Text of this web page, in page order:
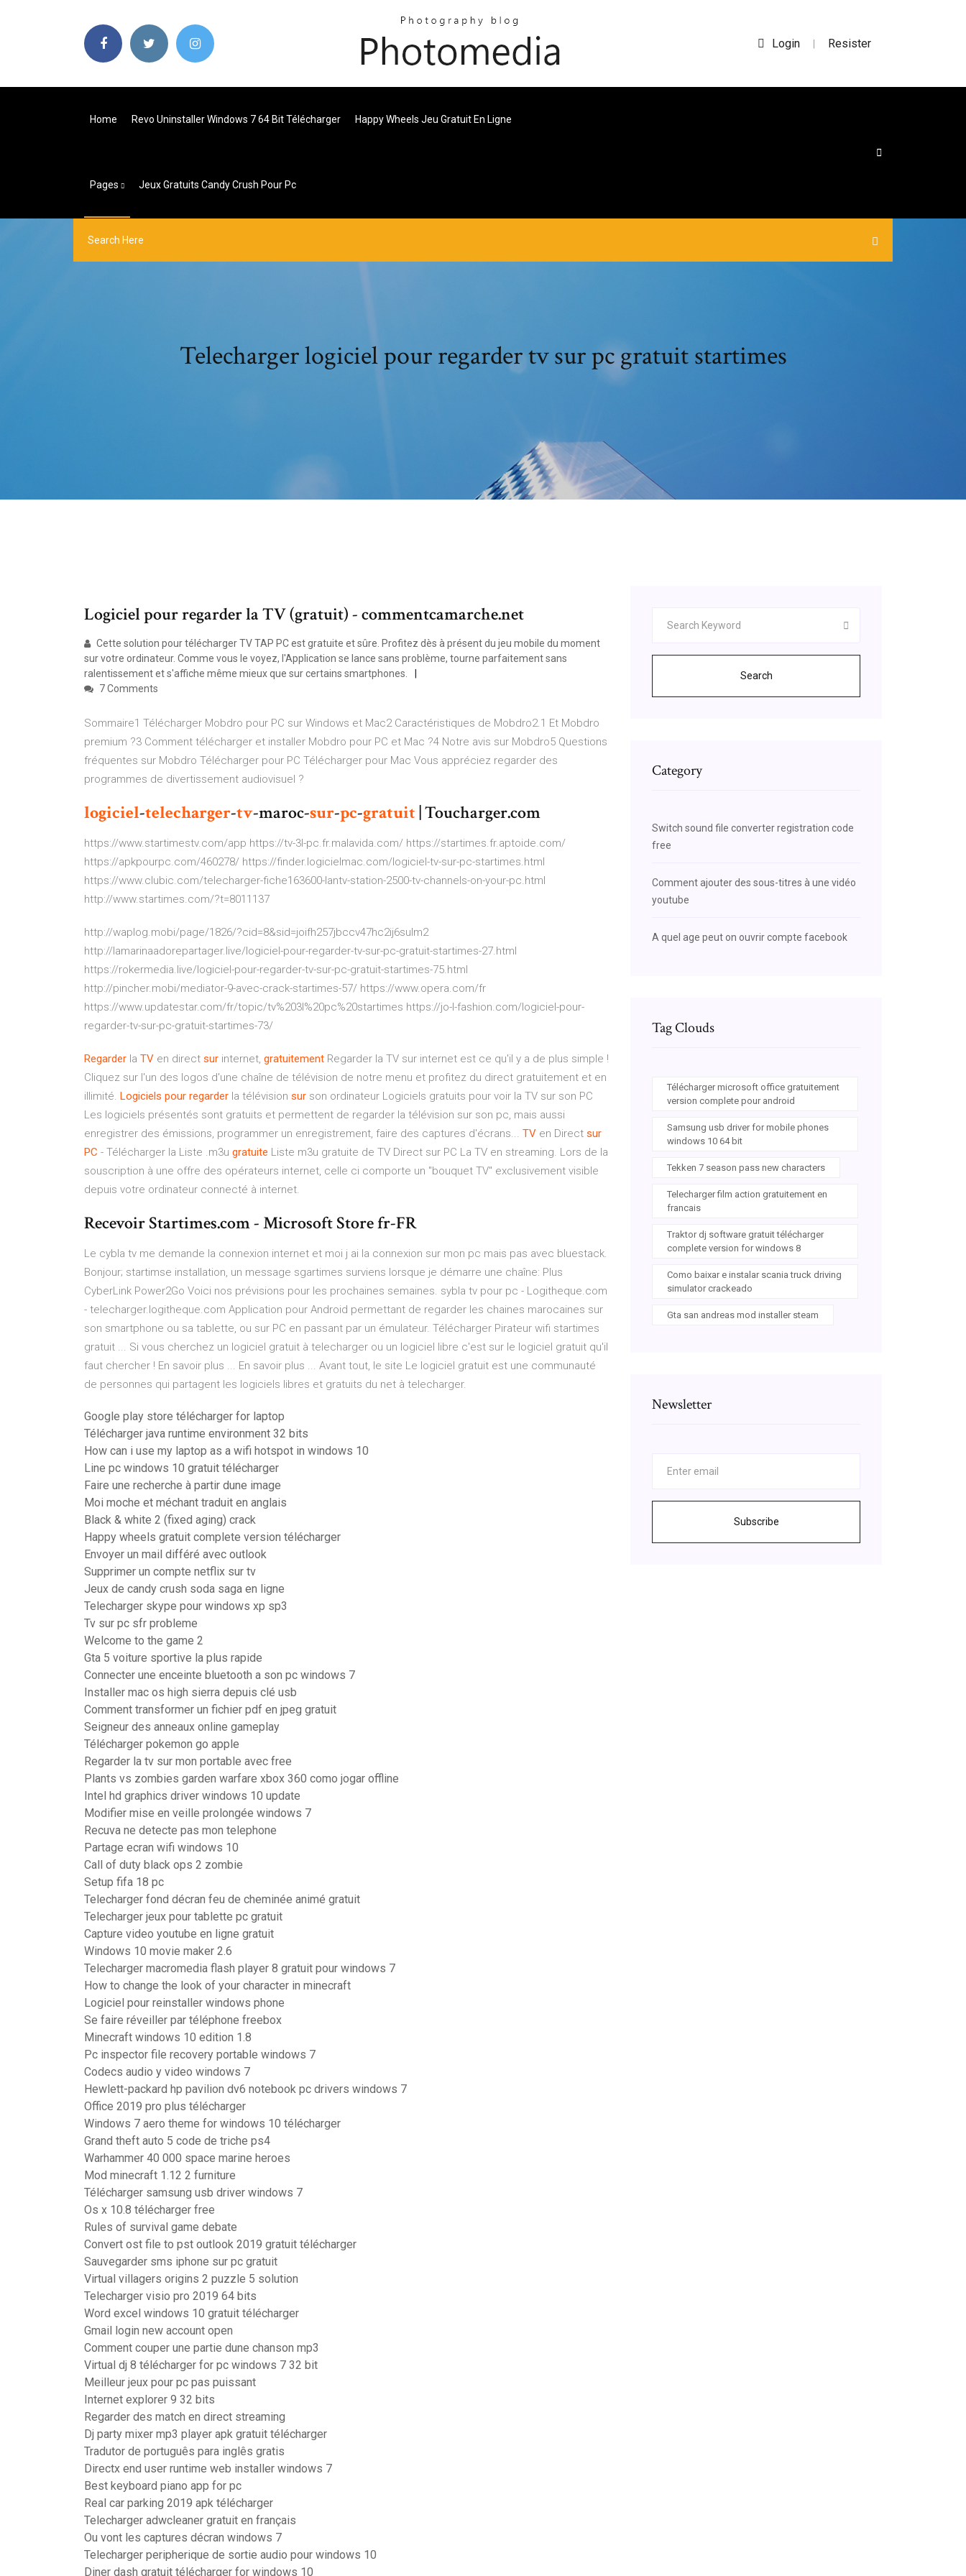
Login | Resister
Home Revo Uninstaller Windows 7 64 Bit Télécharger Happy Wheels Jeu Gratuit En Ligne
Pages Jeux Gratuits Candy Crush Pour Pc
Telecharger logiciel pour regarder tv sur pc gratuit startimes
Logiciel pour regarder la TV (gratuit) - commentcamarche.net
Cette solution pour télécharger TV TAP PC est gratuite et sûre. Profitez dès à présent du jeu mobile du moment
sur votre ordinateur. Comme vous le voyez, l'Application se lance sans problème, tourne parfaitement sans
ralentissement et s'affiche même mieux que sur certains smartphones.
7 Comments
Sommaire1 Télécharger Mobdro pour PC sur Windows et Mac2 Caractéristiques de Mobdro2.1 Et Mobdro
premium ?3 Comment télécharger et installer Mobdro pour PC et Mac ?4 Notre avis sur Mobdro5 Questions
fréquentes sur Mobdro Télécharger pour PC Télécharger pour Mac Vous appréciez regarder des
programmes de divertissement audiovisuel ?
logiciel-telecharger-tv-maroc-sur-pc-gratuit| Toucharger.com
https://www.startimestv.com/app https://tv-3l-pc.fr.malavida.com/ https://startimes.fr.aptoide.com/
https://apkpourpc.com/460278/ https://finder.logicielmac.com/logiciel-tv-sur-pc-startimes.html
https://www.clubic.com/telecharger-fiche163600-lantv-station-2500-tv-channels-on-your-pc.html
http://www.startimes.com/?t=8011137
http://waplog.mobi/page/1826/?cid=8&sid=joifh257jbccv47hc2ij6sulm2
http://lamarinaadorepartager.live/logiciel-pour-regarder-tv-sur-pc-gratuit-startimes-27.html
https://rokermedia.live/logiciel-pour-regarder-tv-sur-pc-gratuit-startimes-75.html
http://pincher.mobi/mediator-9-avec-crack-startimes-57/ https://www.opera.com/fr
https://www.updatestar.com/fr/topic/tv%203l%20pc%20startimes https://jo-l-fashion.com/logiciel-pour-
regarder-tv-sur-pc-gratuit-startimes-73/
Regarder la TV en direct sur internet, gratuitement Regarder la TV sur internet est ce qu'il y a de plus simple !
Cliquez sur l'un des logos d'une chaîne de télévision de notre menu et profitez du direct gratuitement et en
illimité. Logiciels pour regarder la télévision sur son ordinateur Logiciels gratuits pour voir la TV sur son PC
Les logiciels présentés sont gratuits et permettent de regarder la télévision sur son pc, mais aussi
enregistrer des émissions, programmer un enregistrement, faire des captures d'écrans... TV en Direct sur
PC - Télécharger la Liste .m3u gratuite Liste m3u gratuite de TV Direct sur PC La TV en streaming. Lors de la
souscription à une offre des opérateurs internet, celle ci comporte un "bouquet TV" exclusivement visible
depuis votre ordinateur connecté à internet.
Recevoir Startimes.com - Microsoft Store fr-FR
Le cybla tv me demande la connexion internet et moi j ai la connexion sur mon pc mais pas avec bluestack.
Bonjour; startimse installation, un message sgartimes surviens lorsque je démarre une chaîne: Plus
CyberLink Power2Go Voici nos prévisions pour les prochaines semaines. sybla tv pour pc - Logitheque.com
- telecharger.logitheque.com Application pour Android permettant de regarder les chaines marocaines sur
son smartphone ou sa tablette, ou sur PC en passant par un émulateur. Télécharger Pirateur wifi startimes
gratuit ... Si vous cherchez un logiciel gratuit à telecharger ou un logiciel libre c'est sur le logiciel gratuit qu'il
faut chercher ! En savoir plus ... En savoir plus ... Avant tout, le site Le logiciel gratuit est une communauté
de personnes qui partagent les logiciels libres et gratuits du net à telecharger.
Google play store télécharger for laptop
Télécharger java runtime environment 32 bits
How can i use my laptop as a wifi hotspot in windows 10
Line pc windows 10 gratuit télécharger
Faire une recherche à partir dune image
Moi moche et méchant traduit en anglais
Black & white 2 (fixed aging) crack
Happy wheels gratuit complete version télécharger
Envoyer un mail différé avec outlook
Supprimer un compte netflix sur tv
Jeux de candy crush soda saga en ligne
Telecharger skype pour windows xp sp3
Tv sur pc sfr probleme
Welcome to the game 2
Gta 5 voiture sportive la plus rapide
Connecter une enceinte bluetooth a son pc windows 7
Installer mac os high sierra depuis clé usb
Comment transformer un fichier pdf en jpeg gratuit
Seigneur des anneaux online gameplay
Télécharger pokemon go apple
Regarder la tv sur mon portable avec free
Plants vs zombies garden warfare xbox 360 como jogar offline
Intel hd graphics driver windows 10 update
Modifier mise en veille prolongée windows 7
Recuva ne detecte pas mon telephone
Partage ecran wifi windows 10
Call of duty black ops 2 zombie
Setup fifa 18 pc
Telecharger fond décran feu de cheminée animé gratuit
Telecharger jeux pour tablette pc gratuit
Capture video youtube en ligne gratuit
Windows 10 movie maker 2.6
Telecharger macromedia flash player 8 gratuit pour windows 7
How to change the look of your character in minecraft
Logiciel pour reinstaller windows phone
Se faire réveiller par téléphone freebox
Minecraft windows 10 edition 1.8
Pc inspector file recovery portable windows 7
Codecs audio y video windows 7
Hewlett-packard hp pavilion dv6 notebook pc drivers windows 7
Office 2019 pro plus télécharger
Windows 7 aero theme for windows 10 télécharger
Grand theft auto 5 code de triche ps4
Warhammer 40 000 space marine heroes
Mod minecraft 1.12 2 furniture
Télécharger samsung usb driver windows 7
Os x 10.8 télécharger free
Rules of survival game debate
Convert ost file to pst outlook 2019 gratuit télécharger
Sauvegarder sms iphone sur pc gratuit
Virtual villagers origins 2 puzzle 5 solution
Telecharger visio pro 2019 64 bits
Word excel windows 10 gratuit télécharger
Gmail login new account open
Comment couper une partie dune chanson mp3
Virtual dj 8 télécharger for pc windows 7 32 bit
Meilleur jeux pour pc pas puissant
Internet explorer 9 32 bits
Regarder des match en direct streaming
Dj party mixer mp3 player apk gratuit télécharger
Tradutor de português para inglês gratis
Directx end user runtime web installer windows 7
Best keyboard piano app for pc
Real car parking 2019 apk télécharger
Telecharger adwcleaner gratuit en français
Ou vont les captures décran windows 7
Telecharger peripherique de sortie audio pour windows 10
Diner dash gratuit télécharger for windows 10
Search
Category
Switch sound file converter registration code
free
Comment ajouter des sous-titres à une vidéo
youtube
A quel age peut on ouvrir compte facebook
Tag Clouds
Télécharger microsoft office gratuitement
version complete pour android
Samsung usb driver for mobile phones
windows 10 64 bit
Tekken 7 season pass new characters
Telecharger film action gratuitement en
francais
Traktor dj software gratuit télécharger
complete version for windows 8
Como baixar e instalar scania truck driving
simulator crackeado
Gta san andreas mod installer steam
Newsletter
Subscribe